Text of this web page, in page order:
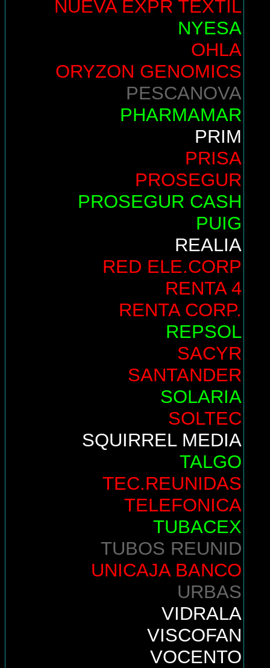
NUEVA EXPR TEXTIL
NYESA
OHLA
ORYZON GENOMICS
PESCANOVA
PHARMAMAR
PRIM
PRISA
PROSEGUR
PROSEGUR CASH
PUIG
REALIA
RED ELE.CORP
RENTA 4
RENTA CORP.
REPSOL
SACYR
SANTANDER
SOLARIA
SOLTEC
SQUIRREL MEDIA
TALGO
TEC.REUNIDAS
TELEFONICA
TUBACEX
TUBOS REUNID
UNICAJA BANCO
URBAS
VIDRALA
VISCOFAN
VOCENTO